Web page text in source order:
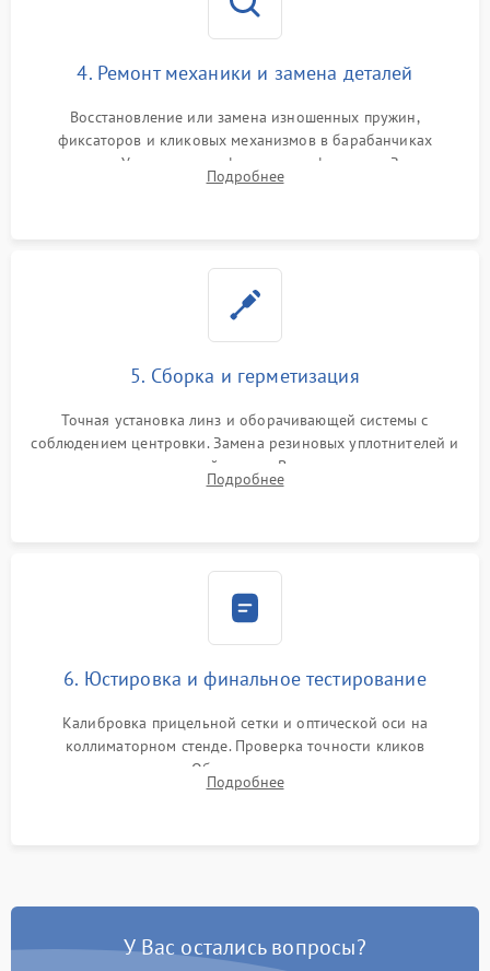
4. Ремонт механики и замена деталей
Восстановление или замена изношенных пружин,
фиксаторов и кликовых механизмов в барабанчиках
поправок. Устранение люфтов в трансфокаторе. Замена
поврежденных линз, разбитой сетки или восстановление
Подробнее
5. Сборка и герметизация
Точная установка линз и оборачивающей системы с
соблюдением центровки. Замена резиновых уплотнителей и
нанесение влагозащитной смазки. Вакуумирование корпуса
и заполнение его осушенным азотом или аргоном для
Подробнее
6. Юстировка и финальное тестирование
Калибровка прицельной сетки и оптической оси на
коллиматорном стенде. Проверка точности кликов
механизма поправок. Обязательное испытание прицела на
ударном стенде для проверки устойчивости к отдаче и
Подробнее
У Вас остались вопросы?